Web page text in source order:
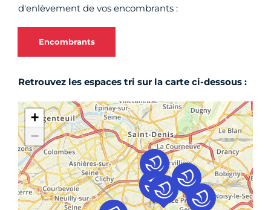
d'enlèvement de vos encombrants :
Encombrants
Retrouvez les espaces tri sur la carte ci-dessous :